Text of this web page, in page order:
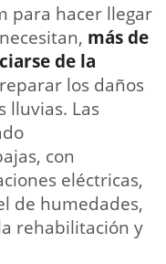
para hacer llegar
más de
de la
los daños
lluvias. Las
con
eléctricas,
de humedades,
rehabilitación y